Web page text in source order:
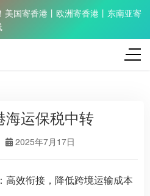
国寄香港丨欧洲寄香港丨东南亚寄
海运保税中转
2025年7月17日
高效衔接，降低跨境运输成本